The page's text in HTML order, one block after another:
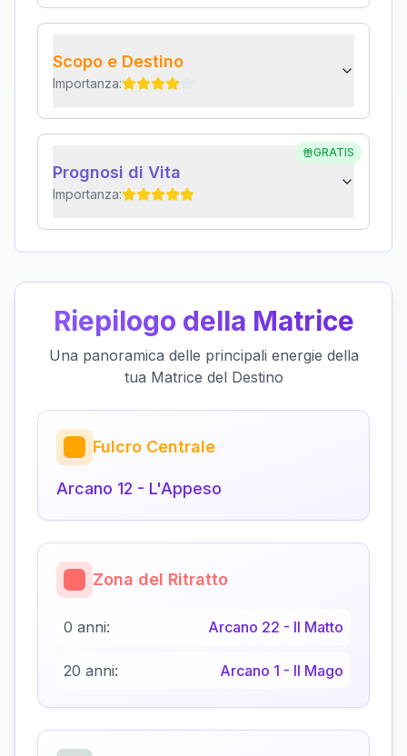
Scopo e Destino
Importanza:
GRATIS
Prognosi di Vita
Importanza:
Riepilogo della Matrice
Una panoramica delle principali energie della
tua Matrice del Destino
Fulcro Centrale
Arcano 12 - L'Appeso
Zona del Ritratto
0 anni: Arcano 22 - Il Matto
20 anni: Arcano 1 - Il Mago